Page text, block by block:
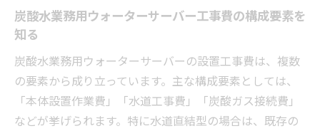
よう
選び方
炭酸水業務用ウォーターサーバーの機能比
較と選定基準
設置工事の負担を減らす炭酸対応サーバー
炭酸水業務用ウォーターサーバー工事費の構成要素を
知る
炭酸水業務用ウォーターサーバーの設置工事費は、複数
の要素から成り立っています。主な構成要素としては、
「本体設置作業費」「水道工事費」「炭酸ガス接続費」
などが挙げられます。特に水道直結型の場合は、既存の